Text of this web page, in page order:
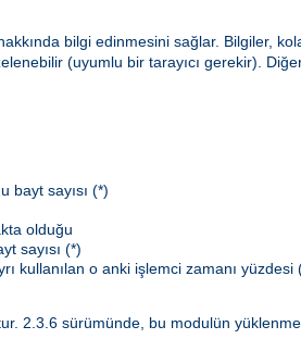
bilgi edinmesini sağlar. Bilgiler,
(uyumlu bir tarayıcı gerekir).
bayt sayısı (*)
olduğu
sayısı (*)
kullanılan o anki işlemci zamanı yüzdesi
2.3.6 sürümünde, bu modulün